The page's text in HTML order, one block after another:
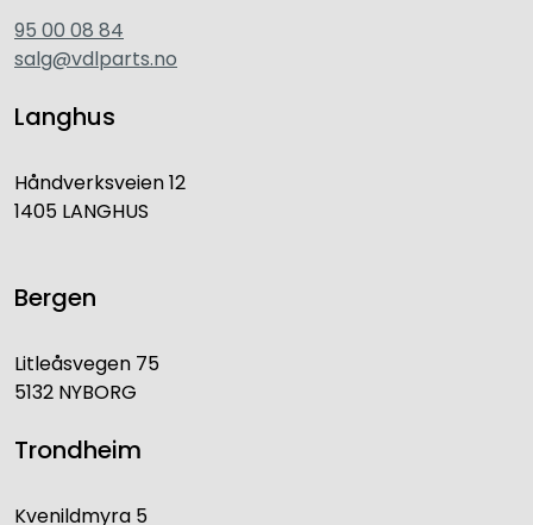
95 00 08 84
salg@vdlparts.no
Langhus
Håndverksveien 12
1405 LANGHUS
Bergen
Litleåsvegen 75
5132 NYBORG
Trondheim
Kvenildmyra 5